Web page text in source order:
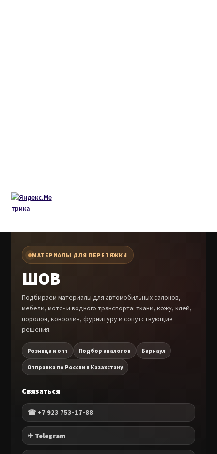
МАТЕРИАЛЫ ДЛЯ ПЕРЕТЯЖКИ
ШОВ
Подбираем материалы для автомобильных салонов,
мебели, мото- и водного транспорта: ткани, кожу, клей,
поролон, ковролин, фурнитуру и сопутствующие
решения.
Розница и опт Подбор аналогов Барнаул
Отправка по России и Казахстану
Связаться
☎ +7 923 753-17-88
✈ Telegram